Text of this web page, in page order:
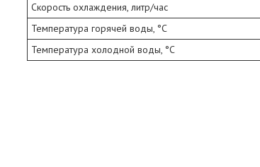
Скорость охлаждения, литр/час
Температура горячей воды, °С
Температура холодной воды, °С